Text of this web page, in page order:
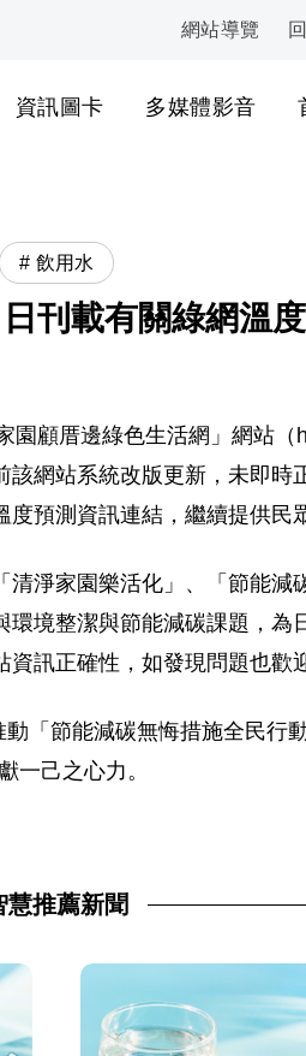
:::
網站導覽
資訊圖卡 多媒體影音
飲用水
刊載有關綠網溫
園顧厝邊綠色生活網」網站
網站系統改版更新，未即
預測資訊連結，繼續提供民
淨家園樂活化」、「節能
境整潔與節能減碳課題，
訊正確性，如發現問題也歡
「節能減碳無悔措施全民行
一己之心力。
慧推薦新聞